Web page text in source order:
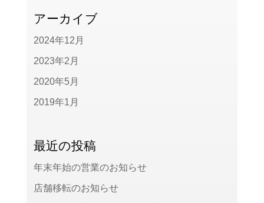
アーカイブ
2024年12月
2023年2月
2020年5月
2019年1月
最近の投稿
年末年始の営業のお知らせ
店舗移転のお知らせ